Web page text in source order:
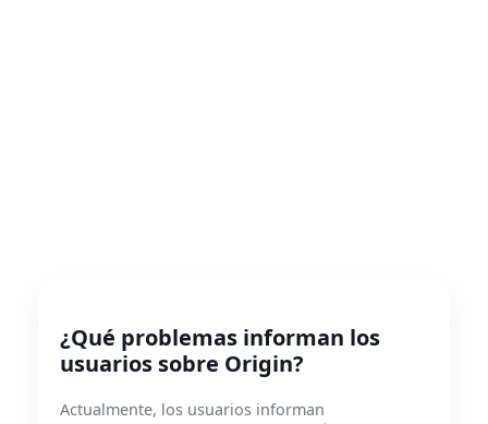
¿Qué problemas informan los
usuarios sobre Origin?
Actualmente, los usuarios informan